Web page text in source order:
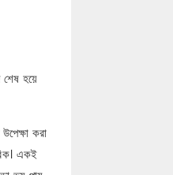
শেষ হয়ে
করা
একই